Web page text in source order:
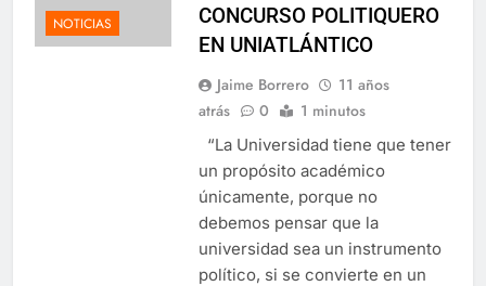
NOTICIAS
CONCURSO POLITIQUERO
EN UNIATLÁNTICO
Jaime Borrero
11 años
atrás
0 1 minutos
“La Universidad tiene que tener
un propósito académico
únicamente, porque no
debemos pensar que la
universidad sea un instrumento
político, si se convierte en un